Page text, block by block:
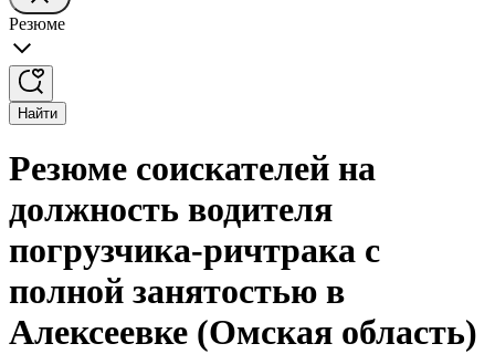
Резюме
Найти
Резюме соискателей на
должность водителя
погрузчика-ричтрака с
полной занятостью в
Алексеевке (Омская область)